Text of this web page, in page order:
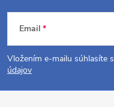
p
i
s
u
Z
á
p
Email
Vložením e-mailu súhlasíte s
údajov